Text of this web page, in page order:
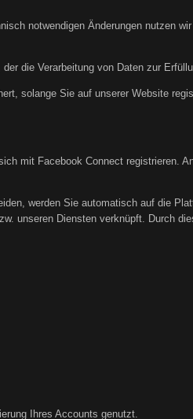
notwendigen Änderungen nutzen
die Verarbeitung von Daten zur
solange Sie auf unserer Website
mit Facebook Connect registrieren.
werden Sie automatisch auf die
unseren Diensten verknüpft. Durch
Ihres Accounts genutzt.